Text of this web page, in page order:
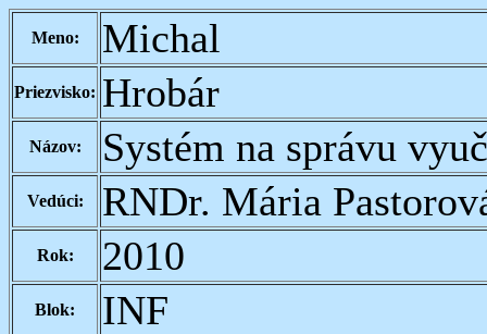
Meno: Michal
Priezvisko: Hrobár
Názov: Systém na správu
Vedúci: RNDr. Mária
Rok: 2010
Blok: INF